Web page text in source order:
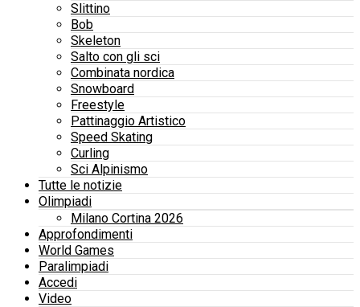
Slittino
Bob
Skeleton
Salto con gli sci
Combinata nordica
Snowboard
Freestyle
Pattinaggio Artistico
Speed Skating
Curling
Sci Alpinismo
Tutte le notizie
Olimpiadi
Milano Cortina 2026
Approfondimenti
World Games
Paralimpiadi
Accedi
Video